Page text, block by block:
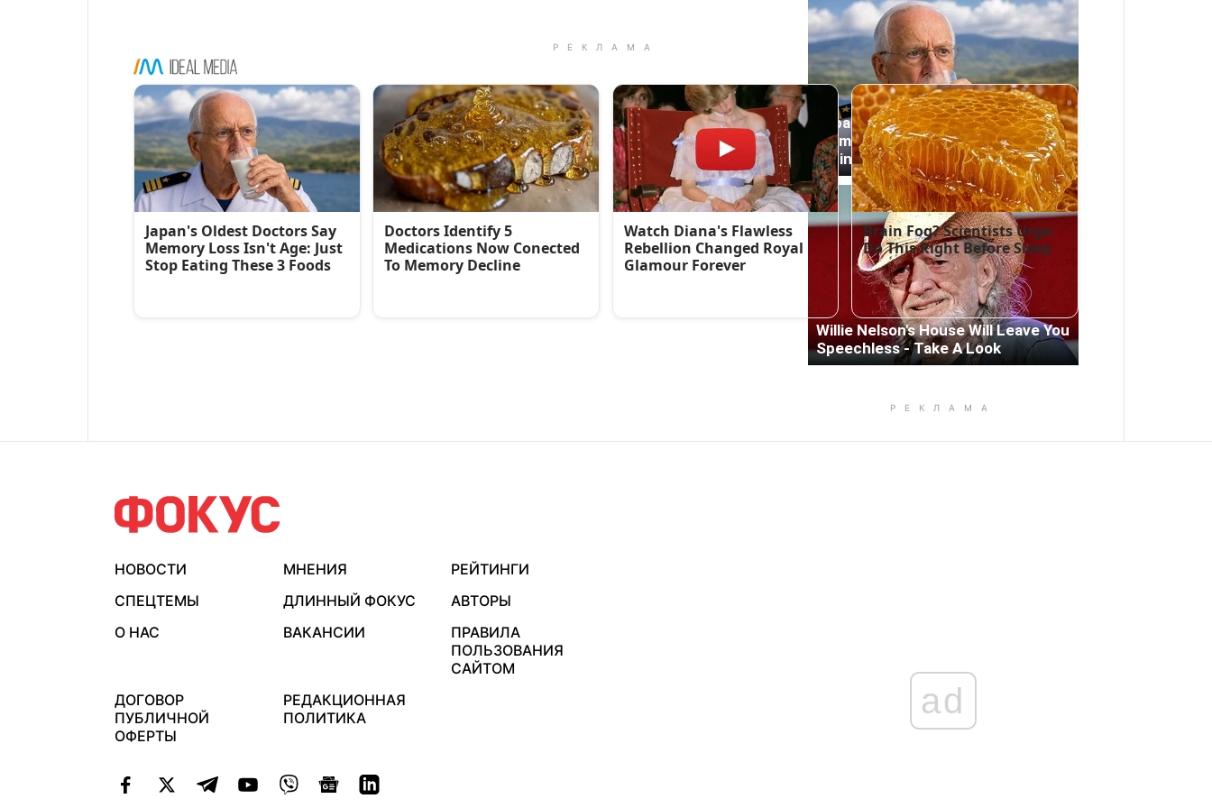
НОВОСТИ МНЕНИЯ
РЕЙТИНГИ
СПЕЦТЕМЫ
ДЛИННЫЙ ФОКУС
АВТОРЫ
О НАС
ВАКАНСИИ
ПРАВИЛА
ПОЛЬЗОВАНИЯ
САЙТОМ
ДОГОВОР
ПУБЛИЧНОЙ
ОФЕРТЫ
РЕДАКЦИОННАЯ
ПОЛИТИКА